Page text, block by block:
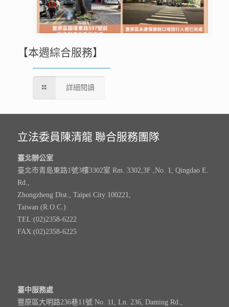
【本週綜合服務】
詳細閱讀
立法委員陳清龍 聯合服務團隊
臺北辦公室
臺北市青島東路1號3樓3302室 Rm. 3302,3F ,No. 1, Qingdao E.
Rd.,
Zhongzheng Dist., Taipei City 100221,
Taiwan (R.O.C.)
TEL:(02)2358-6222
FAX:(02)2358-6225
臺中服務處
豐原區大明路236巷11號 No. 11, Ln. 236, Daming Rd.,